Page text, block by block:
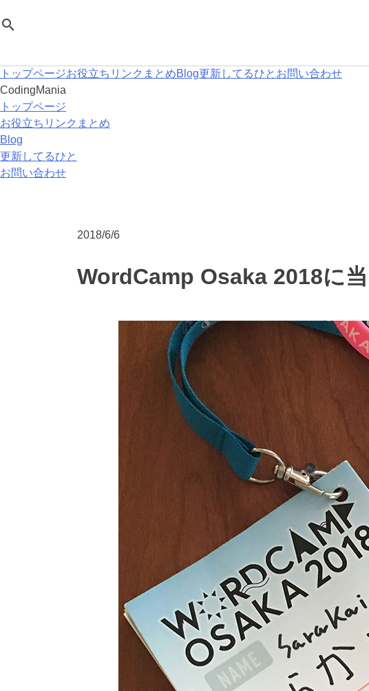
to
search
トップページお役立ちリンクまとめBlog更新してるひと お問い合わせ
CodingMania
トップページ
お役立ちリンクまとめ
Blog
更新してるひと
お問い合わせ
2018/6/6
WordCamp Osaka 2018に